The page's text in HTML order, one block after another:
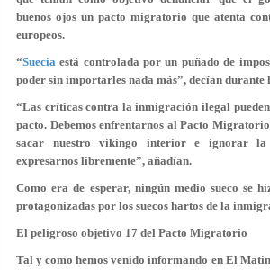
buenos ojos un pacto migratorio que atenta
europeos.
“Suecia está controlada por un puñado de
poder sin importarles nada más”, decían durante
“Las críticas contra la inmigración ilegal pueden
pacto. Debemos enfrentarnos al Pacto
sacar nuestro vikingo interior e ignorar
expresarnos libremente”, añadían.
Como era de esperar, ningún medio sueco se
protagonizadas por los suecos hartos de la
El peligroso objetivo 17 del Pacto Migratorio
Tal y como hemos venido informando en El